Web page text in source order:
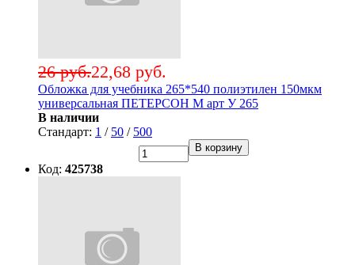
22,68 руб.
26 руб.
Обложка для учебника 265*540 полиэтилен 150мкм
универсальная ПЕТЕРСОН М арт У 265
В наличии
Стандарт: 1 / 50 / 500
В корзину
Код: 425738